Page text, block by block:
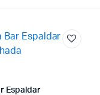
Espaldar